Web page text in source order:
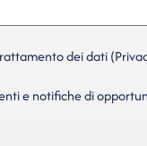
dei dati
e notifiche di